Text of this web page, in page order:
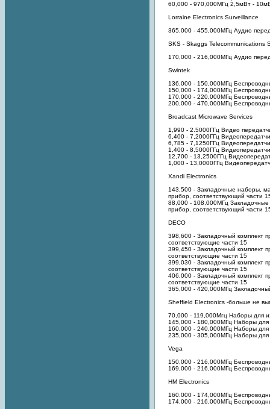
60,000 - 970,000МГц 2,5мВт -
Lorraine Electronics Surveillance
365,000 - 455,000МГц Аудио
SKS - Skaggs Telecommunications
170,000 - 216,000МГц Аудио
Swintek
136,000 - 150,000МГц
150,000 - 174,000МГц
170,000 - 220,000МГц
200,000 - 470,000МГц
Broadcast Microwave Services
1,990 - 2.5000ГГц Видео
6,400 - 7,2000ГГц
6,785 - 7,1250ГГц
1,400 - 8,5000ГГц
12,700 - 13,2500ГГц
1,000 - 13,0000ГГц
Xandi Electronics
143,500 - Закладочные наборы,
прибор, соответствующий части
88,000 - 108,000МГц
прибор, соответствующий части
DECO
398,600 - Закладочный комплект
соответствующие части 15
399,450 - Закладочный комплект
соответствующие части 15
399,030 - Закладочный комплект
соответствующие части 15
406,000 - Закладочный комплект
соответствующие части 15
365,000 - 420,000МГц
Sheffield Electronics -больше не
70,000 - 119,000Мгц Наборы для
145,000 - 180,000МГц Наборы для
160,000 - 240,000МГц Наборы для
235,000 - 305,000МГц Наборы для
Vega
150,000 - 216,000МГц
169,000 - 216,000МГц
HM Electronics
160.000 - 174,000МГц
174,000 - 216,000МГц